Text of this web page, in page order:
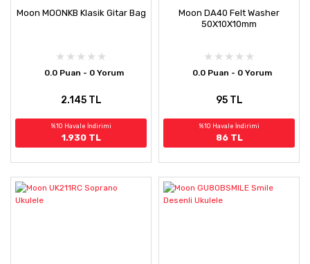
Moon MOONKB Klasik Gitar Bag
0.0 Puan - 0 Yorum
2.145 TL
%10 Havale İndirimi
1.930 TL
Moon DA40 Felt Washer
50X10X10mm
0.0 Puan - 0 Yorum
95 TL
%10 Havale İndirimi
86 TL